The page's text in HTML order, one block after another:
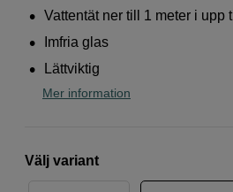
Vattentät ner till 1 meter i upp
Imfria glas
Lättviktig
Mer information
Välj variant